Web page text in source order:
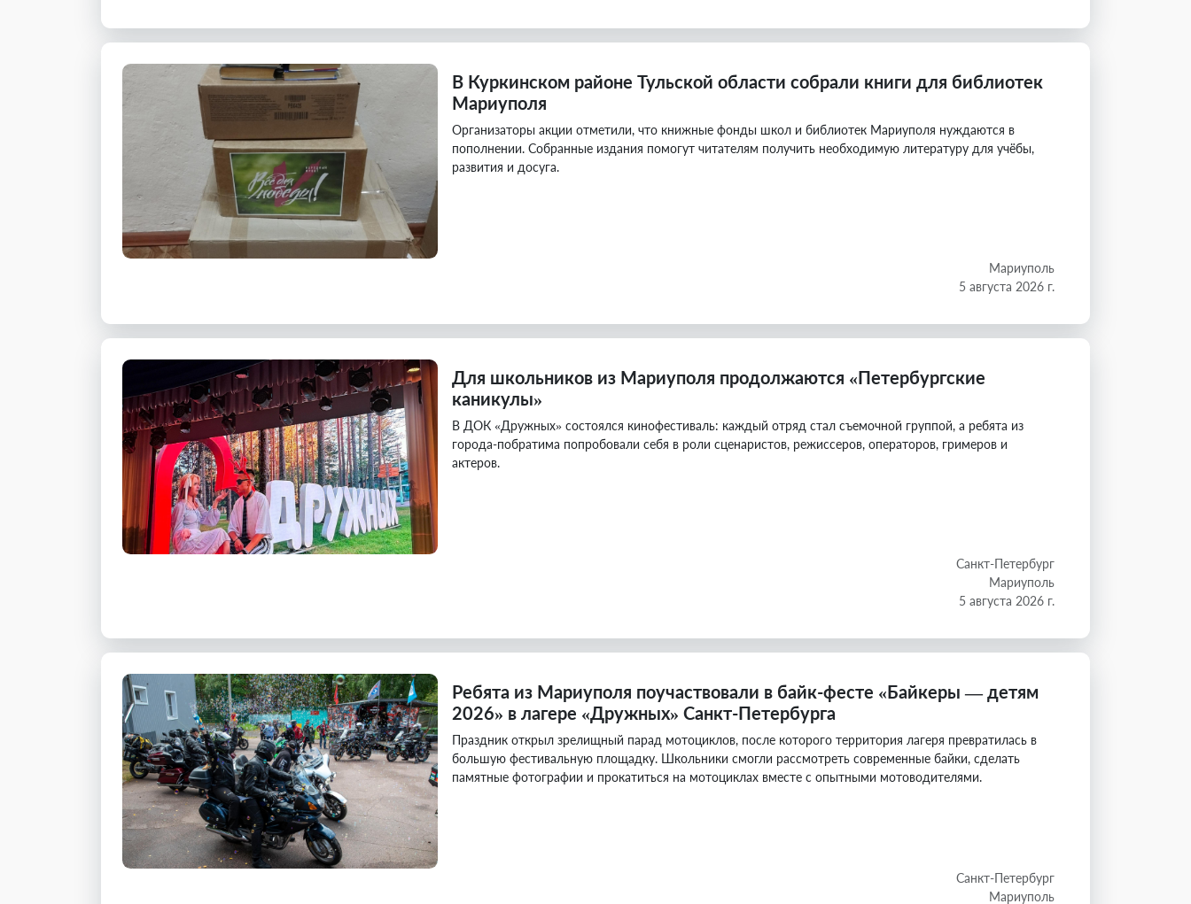
В Куркинском районе Тульской области собрали книги для библиотек
Мариуполя
Организаторы акции отметили, что книжные фонды школ и библиотек Мариуполя нуждаются в
пополнении. Собранные издания помогут читателям получить необходимую литературу для учёбы,
развития и досуга.
Мариуполь
5 августа 2026 г.
Для школьников из Мариуполя продолжаются «Петербургские
каникулы»
В ДОК «Дружных» состоялся кинофестиваль: каждый отряд стал съемочной группой, а ребята из
города-побратима попробовали себя в роли сценаристов, режиссеров, операторов, гримеров и
актеров.
Санкт-Петербург
Мариуполь
5 августа 2026 г.
Ребята из Мариуполя поучаствовали в байк-фесте «Байкеры — детям
2026» в лагере «Дружных» Санкт-Петербурга
Праздник открыл зрелищный парад мотоциклов, после которого территория лагеря превратилась в
большую фестивальную площадку. Школьники смогли рассмотреть современные байки, сделать
памятные фотографии и прокатиться на мотоциклах вместе с опытными мотоводителями.
Санкт-Петербург
Мариуполь